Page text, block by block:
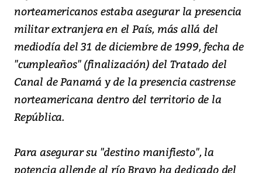
norteamericanos estaba asegurar la presencia
militar extranjera en el País, más allá del
mediodía del 31 de diciembre de 1999, fecha de
"cumpleaños" (finalización) del Tratado del
Canal de Panamá y de la presencia castrense
norteamericana dentro del territorio de la
República.
Para asegurar su "destino manifiesto", la
potencia allende al río Bravo ha dedicado del